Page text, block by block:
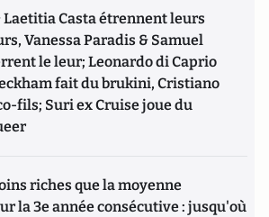
Laetitia Casta étrennent leurs
Vanessa Paradis & Samuel
le leur; Leonardo di Caprio
fait du brukini, Cristiano
fils; Suri ex Cruise joue du
riches que la moyenne
la 3e année consécutive : jusqu'où